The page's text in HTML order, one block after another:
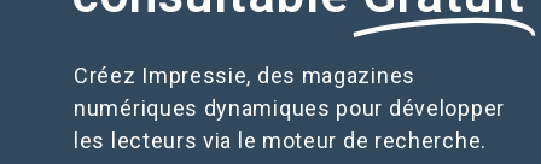
Créez Impressie, des magazines
numériques dynamiques pour développer
les lecteurs via le moteur de recherche.